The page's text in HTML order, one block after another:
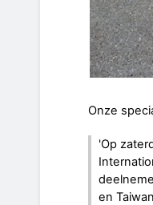
Onze
'Op
en